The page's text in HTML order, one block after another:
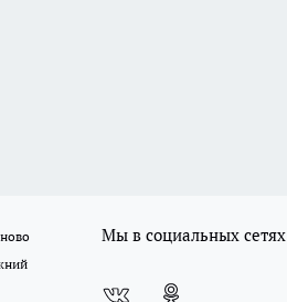
Мы в социальных сетях